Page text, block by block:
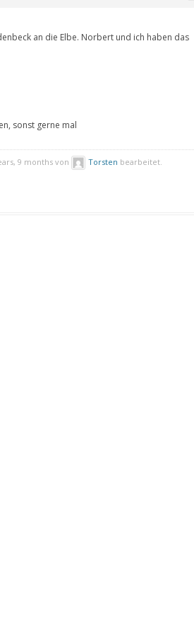
an die Elbe. Norbert und ich haben das
sonst gerne mal
9 months von Torsten bearbeitet.